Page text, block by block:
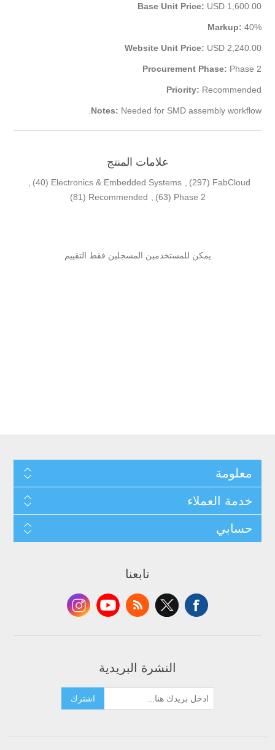
Base Unit Price: USD 1,600.00
Markup: 40%
Website Unit Price: USD 2,240.00
Procurement Phase: Phase 2
Priority: Recommended
Notes: Needed for SMD assembly workflow.
علامات المنتج
FabCloud
(297)
Electronics & Embedded Systems
(40)
Phase 2
(63)
Recommended
(81)
يمكن للمستخدمين المسجلين فقط التقييم
معلومة
خدمة العملاء
حسابي
تابعنا
النشرة البريدية
اشترك